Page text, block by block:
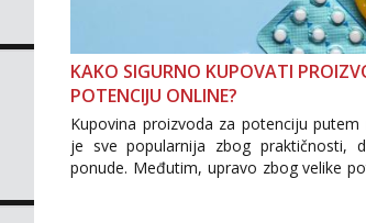
KAKO SIGURNO KUPOVATI
POTENCIJU ONLINE?
Kupovina proizvoda za potenciju
je sve popularnija zbog praktičnosti,
ponude. Međutim, upravo zbog velike
se pojavljuju i brojni krivotvoreni
internetske trgovine te proizvodi